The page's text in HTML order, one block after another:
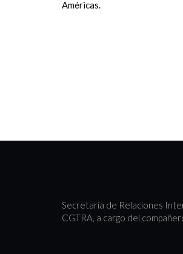
Secretaría de Relaciones
CGTRA, a cargo del